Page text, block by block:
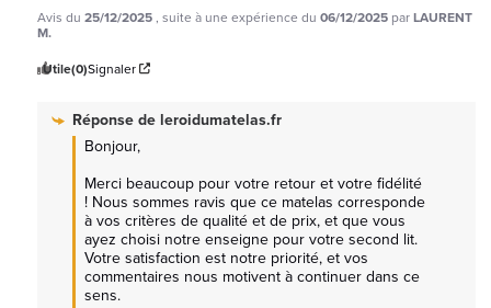
Avis du 25/12/2025, suite à une expérience du 06/12/2025 parLAURENT
M.
Utile(0)Signaler
Réponse deleroidumatelas.fr
Bonjour,
Merci beaucoup pour votre retour et votre fidélité
! Nous sommes ravis que ce matelas corresponde
à vos critères de qualité et de prix, et que vous
ayez choisi notre enseigne pour votre second lit.
Votre satisfaction est notre priorité, et vos
commentaires nous motivent à continuer dans ce
sens.